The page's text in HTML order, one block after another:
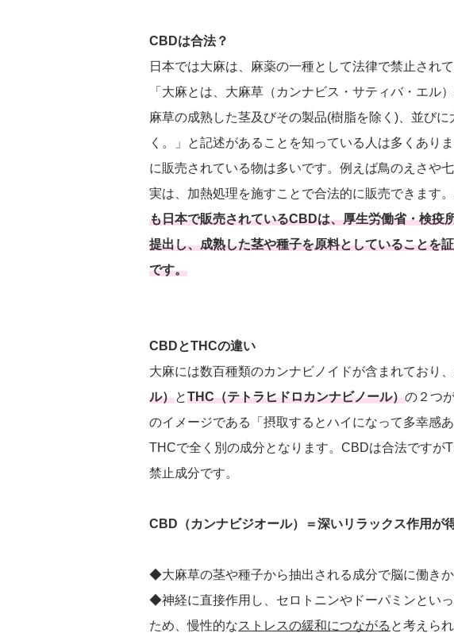
CBDは合法？
日本では大麻は、麻薬の一種として法律で禁止され
「大麻とは、大麻草（カンナビス・サティバ・エル
麻草の成熟した茎及びその製品(樹脂を除く)、並び
く。」と記述があることを知っている人は多くあり
に販売されている物は多いです。例えば鳥のえさや
実は、加熱処理を施すことで合法的に販売できます
も日本で販売されているCBDは、厚生労働省・検疫
提出し、成熟した茎や種子を原料としていることを
です。
CBDとTHCの違い
大麻には数百種類のカンナビノイドが含まれており
ル）とTHC（テトラヒドロカンナビノール）の２つ
のイメージである「摂取するとハイになって多幸感
THCで全く別の成分となります。CBDは合法ですが
禁止成分です。
CBD（カンナビジオール）＝深いリラックス作用が
◆大麻草の茎や種子から抽出される成分で脳に働きか
◆神経に直接作用し、セロトニンやドーパミンとい
ため、慢性的なストレスの緩和につながる と考えら